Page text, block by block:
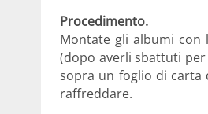
Procedimento.
Montate gli albumi
(dopo averli sbattuti
sopra un foglio di carta
raffreddare.